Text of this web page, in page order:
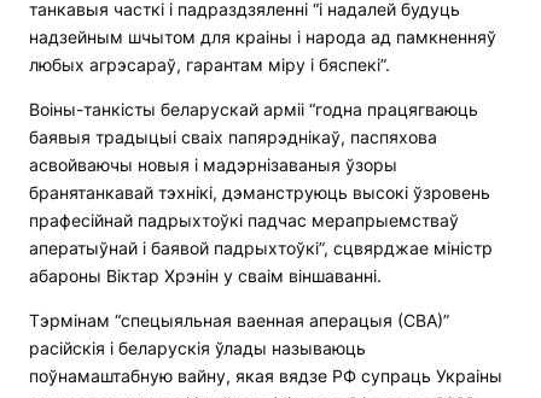
танкавыя часткі і падраздзяленні “і надалей будуць
надзейным шчытом для краіны і народа ад памкненняў
любых агрэсараў, гарантам міру і бяспекі”.
Воіны-танкісты беларускай арміі “годна працягваюць
баявыя традыцыі сваіх папярэднікаў, паспяхова
асвойваючы новыя і мадэрнізаваныя ўзоры
бранятанкавай тэхнікі, дэманструюць высокі ўзровень
прафесійнай падрыхтоўкі падчас мерапрыемстваў
аператыўнай і баявой падрыхтоўкі”, сцвярджае міністр
абароны Віктар Хрэнін у сваім віншаванні.
Тэрмінам “спецыяльная ваенная аперацыя (СВА)”
расійскія і беларускія ўлады называюць
поўнамаштабную вайну, якая вядзе РФ супраць Украіны